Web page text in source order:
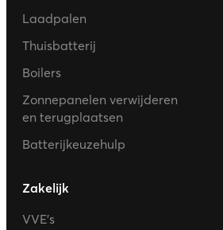
Laadpalen
Thuisbatterij
Boilers
Zonnepanelen verwijderen
en terugplaatsen
Batterijkeuzehulp
Zakelijk
VVE’s